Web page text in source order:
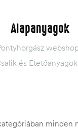
Alapanyagok
és Etetőanyagok
minden